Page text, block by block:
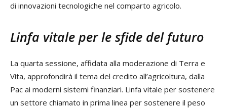
di innovazioni tecnologiche nel comparto agricolo.
Linfa vitale per le sfide del futuro
La quarta sessione, affidata alla moderazione di Terra e
Vita, approfondirà il tema del credito all’agricoltura, dalla
Pac ai moderni sistemi finanziari. Linfa vitale per sostenere
un settore chiamato in prima linea per sostenere il peso